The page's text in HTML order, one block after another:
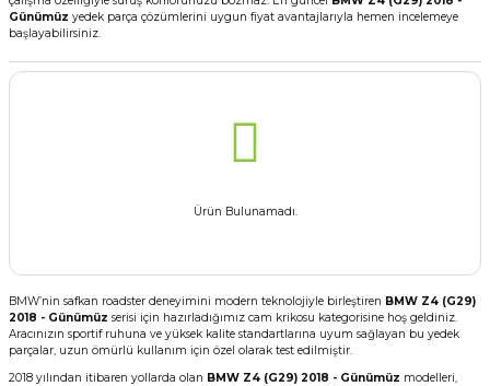
Günümüz yedek parça çözümlerini uygun fiyat avantajlarıyla hemen incelemeye
başlayabilirsiniz.
Ürün Bulunamadı.
BMW’nin safkan roadster deneyimini modern teknolojiyle birleştiren BMW Z4 (G29)
2018 - Günümüz serisi için hazırladığımız cam krikosu kategorisine hoş geldiniz.
Aracınızın sportif ruhuna ve yüksek kalite standartlarına uyum sağlayan bu yedek
parçalar, uzun ömürlü kullanım için özel olarak test edilmiştir.
2018 yılından itibaren yollarda olan BMW Z4 (G29) 2018 - Günümüz modelleri,